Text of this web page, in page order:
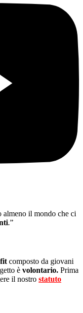
almeno il mondo che ci
.”
composto da giovani
è volontario. Prima
il nostro statuto